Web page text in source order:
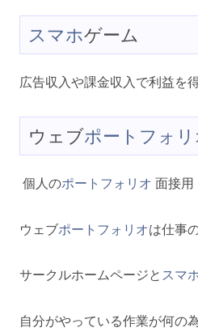
スマホゲーム
広告収入や課金収入で利益を
ウェブポートフォリ
個人のポートフォリオ 面接用
ウェブポートフォリオは仕事
サークルホームページとスマ
自分がやっている作業が何の